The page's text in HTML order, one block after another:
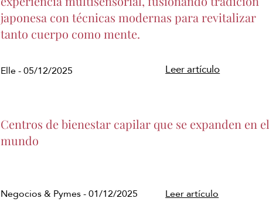
japonesa con técnicas modernas para revitalizar
tanto cuerpo como mente.
Elle - 05/12/2025 Leer artículo
Centros de bienestar capilar que se expanden en el
mundo
Negocios & Pymes - 01/12/2025 Leer artículo